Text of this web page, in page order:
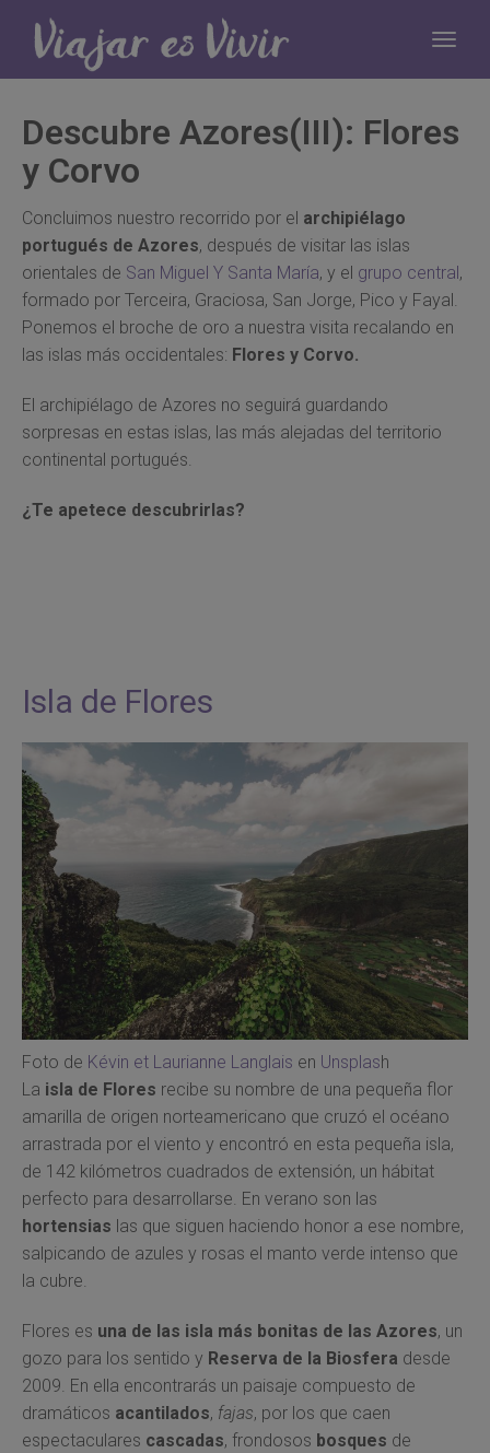
Descubre Azores(III): Flores
y Corvo
Concluimos nuestro recorrido por el archipiélago
portugués de Azores, después de visitar las islas
orientales de San Miguel Y Santa María, y el grupo central,
formado por Terceira, Graciosa, San Jorge, Pico y Fayal.
Ponemos el broche de oro a nuestra visita recalando en
las islas más occidentales: Flores y Corvo.
El archipiélago de Azores no seguirá guardando
sorpresas en estas islas, las más alejadas del territorio
continental portugués.
¿Te apetece descubrirlas?
Isla de Flores
Foto de Kévin et Laurianne Langlais en Unsplash
La isla de Flores recibe su nombre de una pequeña flor
amarilla de origen norteamericano que cruzó el océano
arrastrada por el viento y encontró en esta pequeña isla,
de 142 kilómetros cuadrados de extensión, un hábitat
perfecto para desarrollarse. En verano son las
hortensias las que siguen haciendo honor a ese nombre,
salpicando de azules y rosas el manto verde intenso que
la cubre.
Flores es una de las isla más bonitas de las Azores, un
gozo para los sentido y Reserva de la Biosfera desde
2009. En ella encontrarás un paisaje compuesto de
dramáticos acantilados, fajas, por los que caen
espectaculares cascadas, frondosos bosques de